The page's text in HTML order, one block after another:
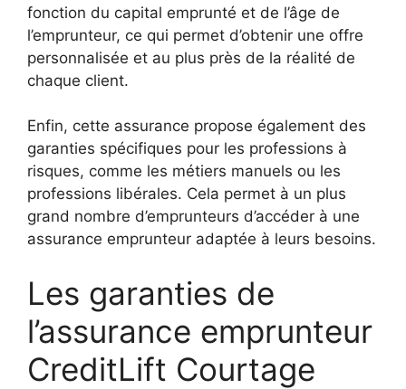
fonction du capital emprunté et de l’âge de
l’emprunteur, ce qui permet d’obtenir une offre
personnalisée et au plus près de la réalité de
chaque client.
Enfin, cette assurance propose également des
garanties spécifiques pour les professions à
risques, comme les métiers manuels ou les
professions libérales. Cela permet à un plus
grand nombre d’emprunteurs d’accéder à une
assurance emprunteur adaptée à leurs besoins.
Les garanties de
l’assurance emprunteur
CreditLift Courtage